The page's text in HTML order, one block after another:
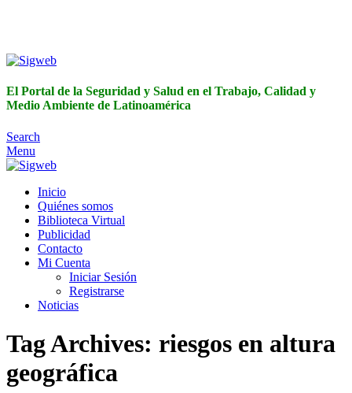
El Portal de la Seguridad y Salud en el Trabajo, Calidad y
Medio Ambiente de Latinoamérica
Search
Menu
Inicio
Quiénes somos
Biblioteca Virtual
Publicidad
Contacto
Mi Cuenta
Iniciar Sesión
Registrarse
Noticias
Tag Archives: riesgos en altura
geográfica